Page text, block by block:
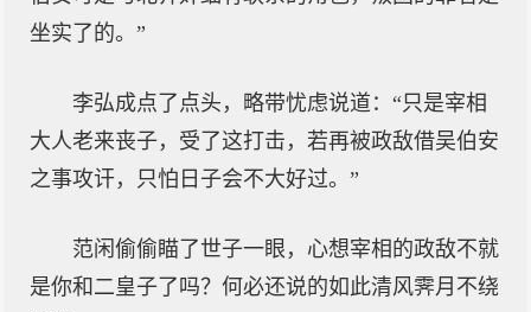
坐实了的。”
李弘成点了点头，略带忧虑说道：“只是宰相
大人老来丧子，受了这打击，若再被政敌借吴伯安
之事攻讦，只怕日子会不大好过。”
范闲偷偷瞄了世子一眼，心想宰相的政敌不就
是你和二皇子了吗？何必还说的如此清风霁月不绕